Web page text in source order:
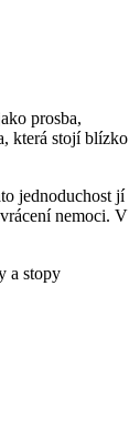
prosba,
která stojí blízko
jednoduchost jí
nemoci. V
a stopy